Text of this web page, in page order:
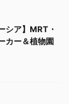
シア】MRT・
カー＆植物園